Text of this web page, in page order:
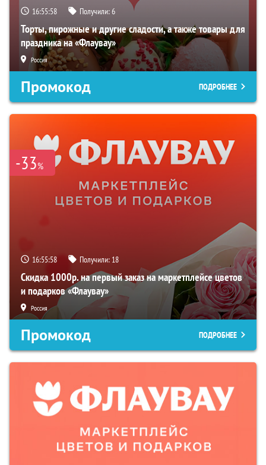
16:55:57 Получили:6
Торты, пирожные и другие сладости, а также товары для
праздника на «Флаувау»
Россия
Промокод ПОДРОБНЕЕ
-33%
16:55:57 Получили: 18
Скидка 1000р. на первый заказ на маркетплейсе цветов
и подарков «Флаувау»
Россия
Промокод ПОДРОБНЕЕ